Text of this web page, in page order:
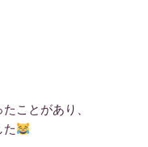
ことがあり、
た